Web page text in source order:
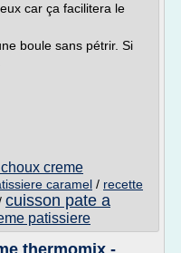
car ça facilitera le
boule sans pétrir. Si
creme
caramel / recette
cuisson pate a
patissiere
thermomix -